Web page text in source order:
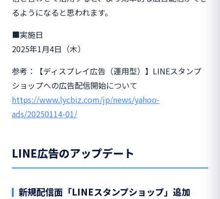
るようになると思われます。
■実施日
2025年1月4日（木）
参考：【ディスプレイ広告（運用型）】LINEスタンプ
ショップへの広告配信開始について
https://www.lycbiz.com/jp/news/yahoo-
ads/20250114-01/
LINE広告のアップデート
新規配信面「LINEスタンプショップ」追加